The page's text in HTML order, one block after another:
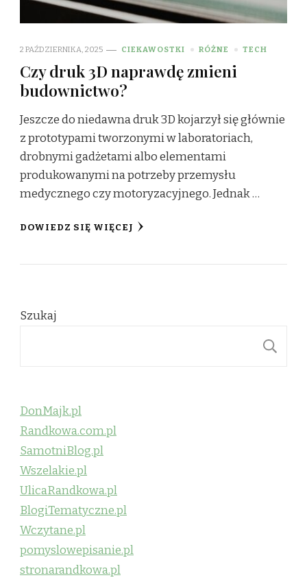
2 PAŹDZIERNIKA, 2025 CIEKAWOSTKI RÓŻNE TECH
Czy druk 3D naprawdę zmieni
budownictwo?
Jeszcze do niedawna druk 3D kojarzył się głównie
z prototypami tworzonymi w laboratoriach,
drobnymi gadżetami albo elementami
produkowanymi na potrzeby przemysłu
medycznego czy motoryzacyjnego. Jednak …
DOWIEDZ SIĘ WIĘCEJ
Szukaj
DonMajk.pl
Randkowa.com.pl
SamotniBlog.pl
Wszelakie.pl
UlicaRandkowa.pl
BlogiTematyczne.pl
Wczytane.pl
pomyslowepisanie.pl
stronarandkowa.pl